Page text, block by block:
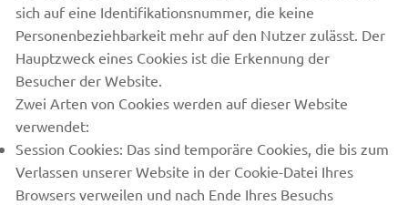
sich auf eine Identifikationsnummer, die keine
Personenbeziehbarkeit mehr auf den Nutzer zulässt. Der
Hauptzweck eines Cookies ist die Erkennung der
Besucher der Website.
Zwei Arten von Cookies werden auf dieser Website
verwendet:
Session Cookies: Das sind temporäre Cookies, die bis zum
Verlassen unserer Website in der Cookie-Datei Ihres
Browsers verweilen und nach Ende Ihres Besuchs